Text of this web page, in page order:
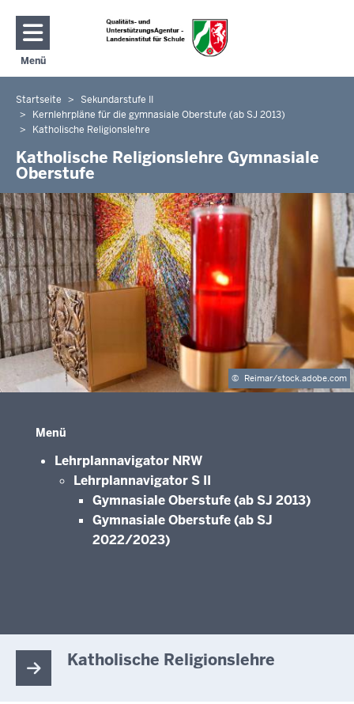
Direkt zum Inhalt
Menü
Navigation aktivieren/deaktivieren: Hauptmenü
Sie
befinden
hier
Startseite
Sekundarstufe II
Kernlehrpläne für die gymnasiale Oberstufe (ab SJ 2013)
Katholische Religionslehre
Katholische Religionslehre Gymnasiale
Oberstufe
© Reimar/stock.adobe.com
Menü
Lehrplannavigator NRW
Lehrplannavigator S II
Gymnasiale Oberstufe (ab SJ 2013)
Gymnasiale Oberstufe (ab SJ
2022/2023)
Katholische Religionslehre